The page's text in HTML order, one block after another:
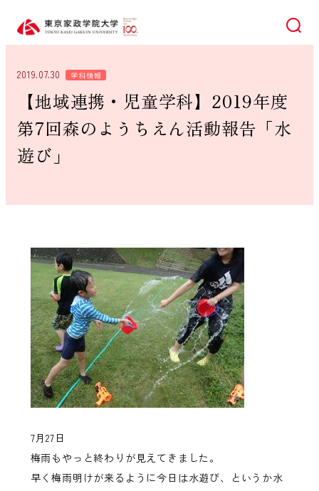
検索
2019.07.30 学科情報
【地域連携・児童学科】2019年度
第7回森のようちえん活動報告「水
遊び」
7月27日
梅雨もやっと終わりが見えてきました。
早く梅雨明けが来るように今日は水遊び、というか水